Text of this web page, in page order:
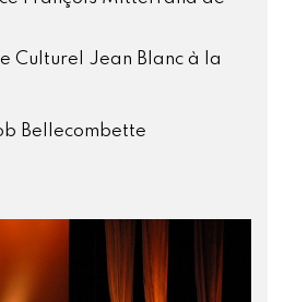
Culturel Jean Blanc à la
Bellecombette